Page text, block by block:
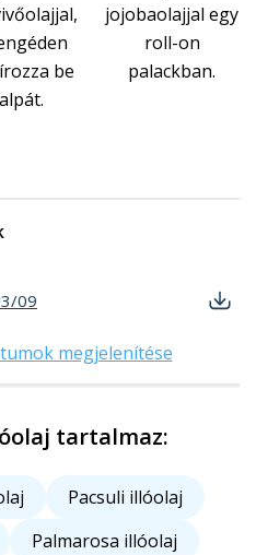
be
jojobaolajjal egy
roll-on
palackban.
09
megjelenítése
tartalmaz:
Pacsuli illóolaj
Palmarosa illóolaj